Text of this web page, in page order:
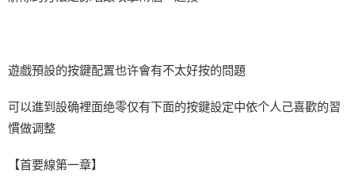
遊戲預設的按鍵配置也许會有不太好按的問題
可以進到設确裡面绝零仅有下面的按鍵設定中依个人己喜歡的習
慣做调整
【首要線第一章】